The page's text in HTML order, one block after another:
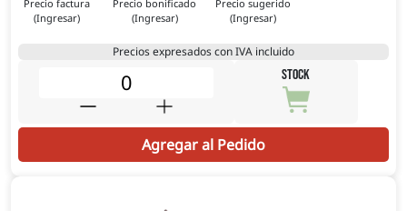
Precio factura
(Ingresar)
Precio bonificado
(Ingresar)
Precio sugerido
(Ingresar)
Precios expresados con IVA incluido
STOCK
Agregar al Pedido